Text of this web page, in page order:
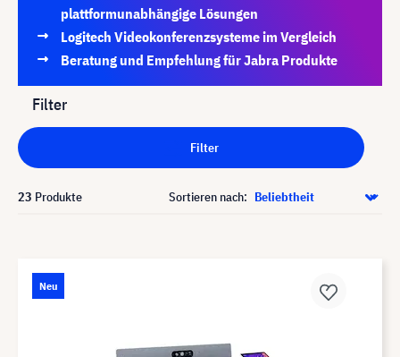
plattformunabhängige Lösungen
Logitech Videokonferenzsysteme im Vergleich
Beratung und Empfehlung für Jabra Produkte
Filter
Filter
23 Produkte Sortieren nach:
Neu